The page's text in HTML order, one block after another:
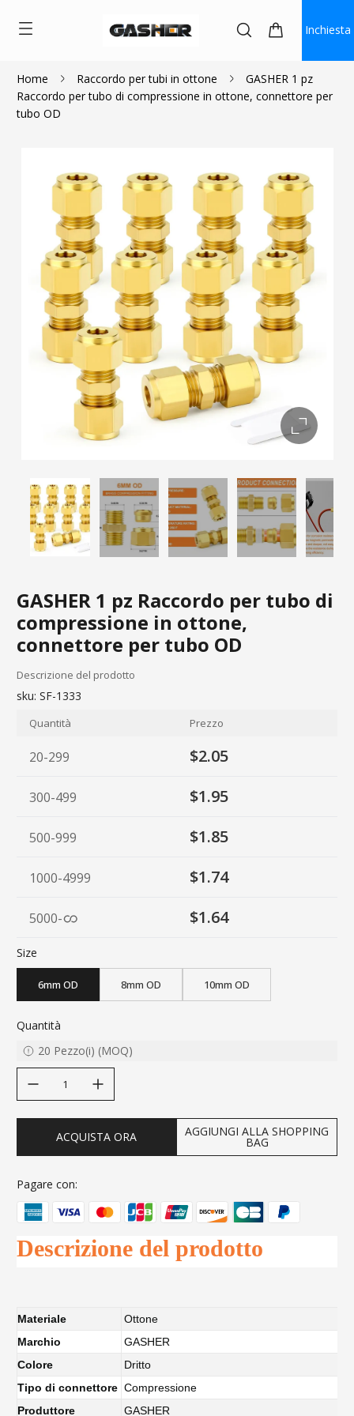
Inchiesta
Home Raccordo per tubi in ottone
GASHER 1 pz
Raccordo per tubo di compressione in ottone, connettore per
tubo OD
GASHER 1 pz Raccordo per tubo di
compressione in ottone,
connettore per tubo OD
$2.60 $2.05
Descrizione del prodotto
sku: SF-1333
Quantità Prezzo
20-299 $2.05
300-499 $1.95
500-999 $1.85
1000-4999 $1.74
5000- $1.64
Size
6mm OD 8mm OD 10mm OD
Quantità
20 Pezzo(i) (MOQ)
ACQUISTA ORA AGGIUNGI ALLA SHOPPING
BAG
Pagare con:
Descrizione del prodotto
Materiale
Ottone
Marchio
GASHER
Colore
Dritto
Tipo di connettore Compressione
Produttore
GASHER